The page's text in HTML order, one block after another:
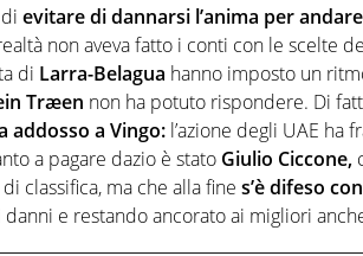
evitare di dannarsi l’anima per
non aveva fatto i conti con le scelte
di Larra-Belagua hanno imposto un
Træen non ha potuto rispondere. Di
addosso a Vingo: l’azione degli UAE ha
a pagare dazio è stato Giulio Ciccone,
classifica, ma che alla fine s’è difeso
e restando ancorato ai migliori